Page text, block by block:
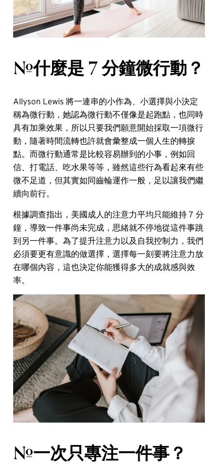
#什麼是 7 分鐘微行動？
Allyson Lewis 將一連串的小作為、小選擇與小決定
稱為微行動，她認為微行動不僅像是起跑點，也同時
具有加乘效果，所以只要我們願意開始採取一項微行
動，隨著時間流轉也許就會彙整成一個人生的轉捩
點。而微行動通常是比較容易辦到的小事，例如回
信、打電話、吃水果等等，雖然這些行為看起來有些
微不足道，但其實如同齒輪運作一般，足以讓我們繼
續向前行。
根據調查指出，美國成人的注意力平均只能維持 7 分
鐘，導致一件事尚未完成，思緒就不停地從這件事跳
到另一件事。為了提升注意力以及自我控制力，我們
必須要更有意識的做選擇，選擇每一刻要將注意力放
在哪個內容，這也決定你能獲得多大的成就感與效
率。
#一次只專注一件事？